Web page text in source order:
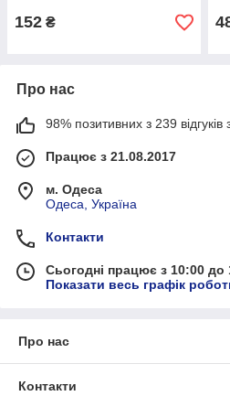
152 ₴
Про нас
98% позитивних з 239 відгуків
Працює з 21.08.2017
м. Одеса
Одеса, Україна
Контакти
Сьогодні працює з 10:00 до
Показати весь графік
Про нас
Контакти